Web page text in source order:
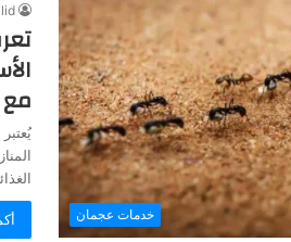
خدمات عجمان